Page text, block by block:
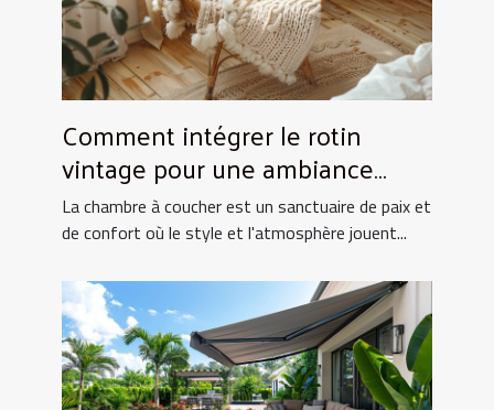
Comment intégrer le rotin
vintage pour une ambiance
chaleureuse en chambre
La chambre à coucher est un sanctuaire de paix et
de confort où le style et l'atmosphère jouent...